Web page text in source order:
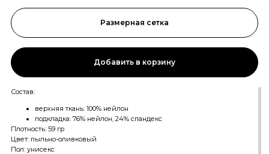
Размерная сетка
Состав:
верхняя ткань: 100% нейлон
подкладка: 76% нейлон, 24% спандекс
Плотность: 59 гр
Цвет: пыльно-оливковый
Пол: унисекс
Добавить в корзину